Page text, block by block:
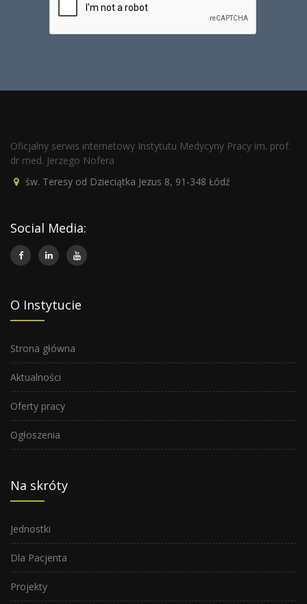
Oficjalny serwis internetowy Instytutu Medycyny Pracy im. prof.
dr med. Jerzego Nofera
św. Teresy od Dzieciątka Jezus 8, 91-348 Łódź
Social Media:
O Instytucie
Strona główna
Aktualności
Oferty pracy
Ogłoszenia
Na skróty
Jednostki
Dla Pacjenta
Projekty